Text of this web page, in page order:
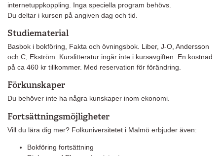
internetuppkoppling. Inga speciella program behövs.
Du deltar i kursen på angiven dag och tid.
Studiematerial
Basbok i bokföring, Fakta och övningsbok. Liber, J-O, Andersson
och C, Ekström. Kurslitteratur ingår inte i kursavgiften. En kostnad
på ca 460 kr tillkommer. Med reservation för förändring.
Förkunskaper
Du behöver inte ha några kunskaper inom ekonomi.
Fortsättningsmöjligheter
Vill du lära dig mer? Folkuniversitetet i Malmö erbjuder även:
Bokföring fortsättning